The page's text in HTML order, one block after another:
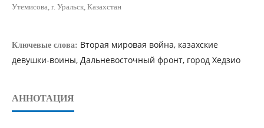
Утемисова, г. Уральск, Казахстан
Ключевые слова: Вторая мировая война, казахские
девушки-воины, Дальневосточный фронт, город Хедзио
АННОТАЦИЯ